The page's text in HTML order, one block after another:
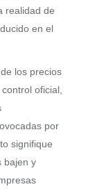
realidad de
en el
los precios
oficial,
por
signifique
bajen y